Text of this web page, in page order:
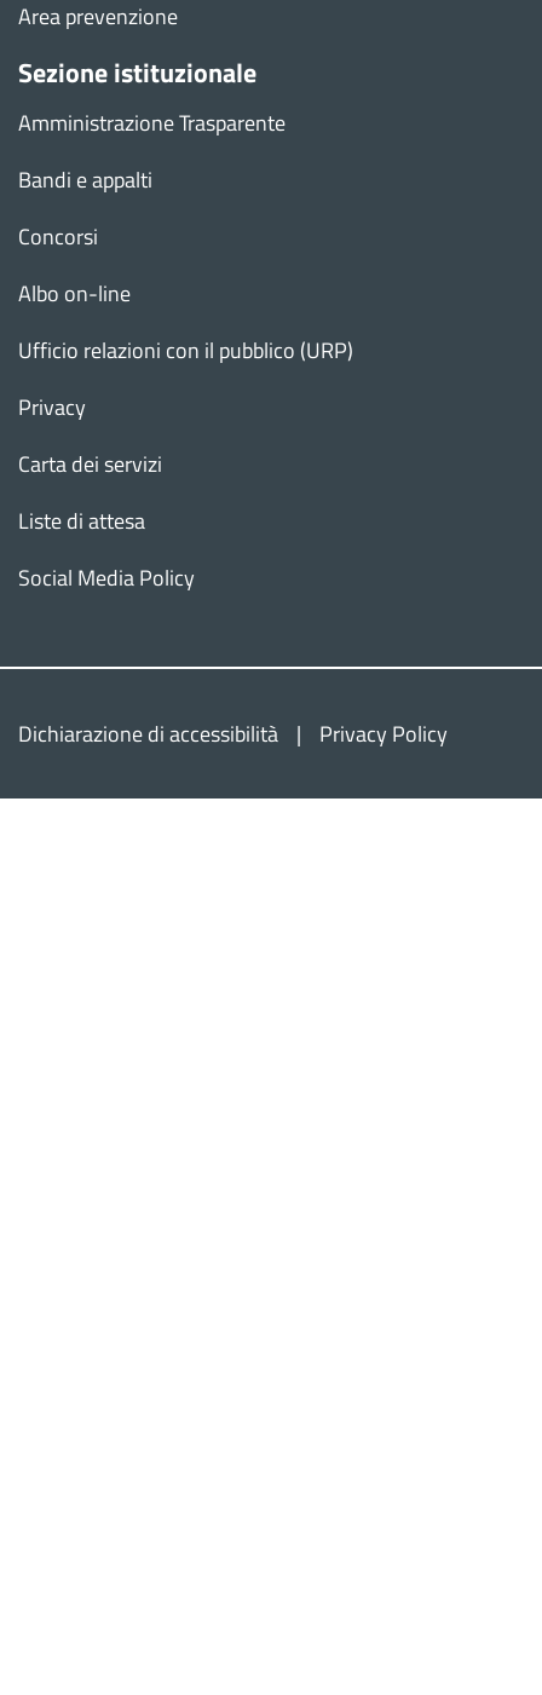
Area prevenzione
Sezione istituzionale
Amministrazione Trasparente
Bandi e appalti
Concorsi
Albo on-line
Ufficio relazioni con il pubblico (URP)
Privacy
Carta dei servizi
Liste di attesa
Social Media Policy
Dichiarazione di accessibilità Privacy Policy